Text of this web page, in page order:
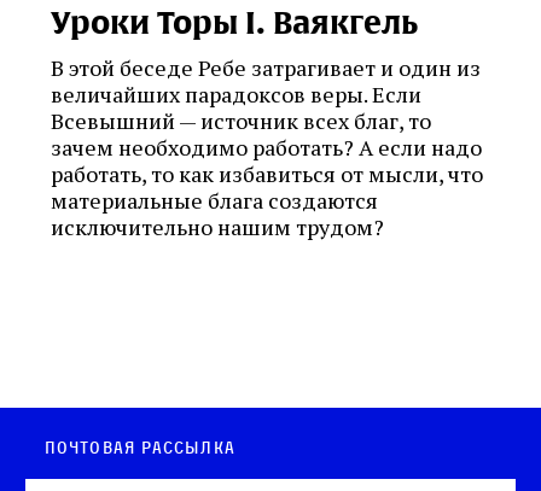
Уроки Торы I. Ваякгель
В этой беседе Ребе затрагивает и один из
величайших парадоксов веры. Если
Всевышний — источник всех благ, то
зачем необходимо работать? А если надо
работать, то как избавиться от мысли, что
материальные блага создаются
исключительно нашим трудом?
Почтовая рассылка